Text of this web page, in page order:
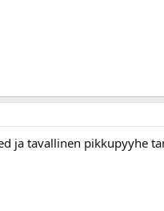
ja tavallinen pikkupyyhe